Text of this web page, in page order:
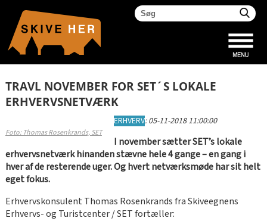
TRAVL NOVEMBER FOR SET´S LOKALE
ERHVERVSNETVÆRK
Foto: Thomas Rosenkrands, SET
ERHVERV:05-11-2018 11:00:00
I november sætter SET’s lokale
erhvervsnetværk hinanden stævne hele 4 gange – en gang i
hver af de resterende uger. Og hvert netværksmøde har sit helt
eget fokus.
Erhvervskonsulent Thomas Rosenkrands fra Skiveegnens
Erhvervs- og Turistcenter / SET fortæller: